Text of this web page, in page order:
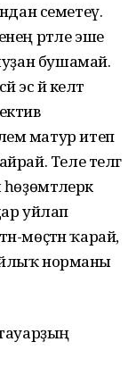
семетеү.
рәтле эше
бушамай.
йә келәт
матур итеп
Теле телгә
уйлап
мөҫтән ҡарай,
айлыҡ норманы